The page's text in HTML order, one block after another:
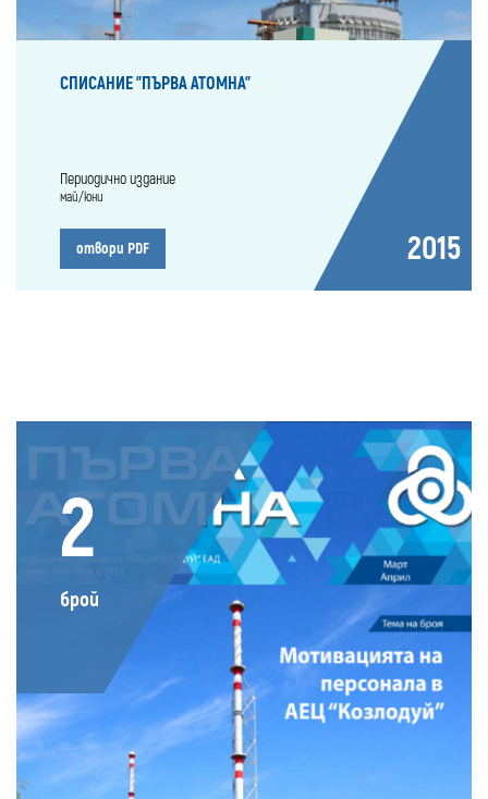
СПИСАНИЕ "ПЪРВА АТОМНА"
Периодично издание
май/юни
отвори PDF 2015
2
брой